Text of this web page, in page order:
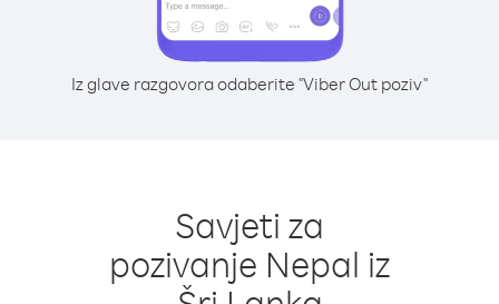
Iz glave razgovora odaberite "Viber Out poziv"
Savjeti za
pozivanje Nepal iz